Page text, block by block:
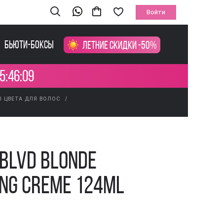
Войти
Бьюти-боксы Летние скидки -50%
ЦВЕТА ДЛЯ ВОЛОС
Blonde
Creme 124ml